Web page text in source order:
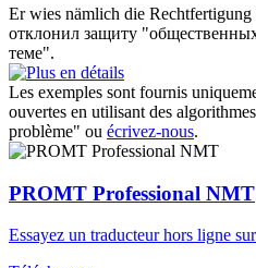
Er wies nämlich die
отклонил защиту
теме".
Les exemples sont fournis
ouvertes en utilisant des
problème" ou écrivez-nous.
PROMT Professional NMT
Essayez un traducteur hors ligne